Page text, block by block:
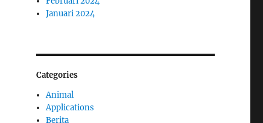
Januari 2024
Categories
Animal
Applications
Berita